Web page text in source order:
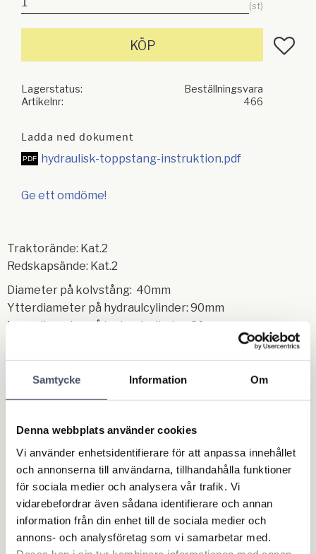
Samtycke Information Om
Denna webbplats använder cookies
Vi använder enhetsidentifierare för att anpassa innehållet
och annonserna till användarna, tillhandahålla funktioner
för sociala medier och analysera vår trafik. Vi
vidarebefordrar även sådana identifierare och annan
information från din enhet till de sociala medier och
annons- och analysföretag som vi samarbetar med.
st
KÖP Lägg
Lagerstatus
Beställningsvara
Artikelnr
466
Ladda ned dokument
hydraulisk-toppstang-instruktion.pdf
Ge ett omdöme!
Traktorände: Kat.2
Redskapsände: Kat.2
Diameter på kolvstång: 40mm
Ytterdiameter på hydraulcylinder: 90mm
Innerdiameter på hydraulcylinder: 80mm
C/C hålen min: 630mm
C/C hålen max: 740mm
Ungefärlig dragkapacitet: 6,15 ton
Relaterade produkter